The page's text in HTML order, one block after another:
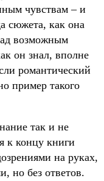
чувствам – и
сюжета, как она
возможным
он знал, вполне
романтический
пример такого
так и не
к концу книги
на руках,
но без ответов.